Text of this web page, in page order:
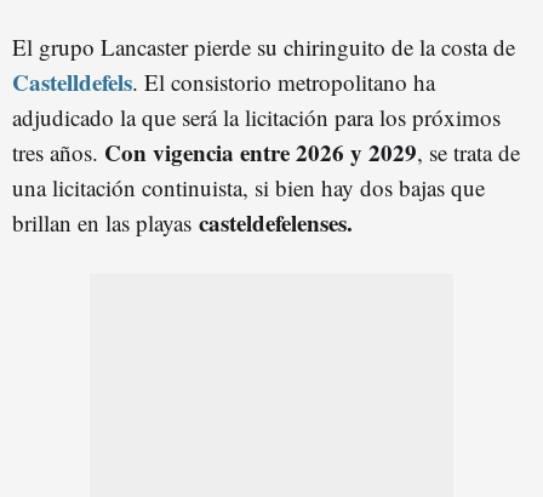
El grupo Lancaster pierde su chiringuito de la costa de
Castelldefels. El consistorio metropolitano ha
adjudicado la que será la licitación para los próximos
tres años. Con vigencia entre 2026 y 2029, se trata de
una licitación continuista, si bien hay dos bajas que
brillan en las playas casteldefelenses.